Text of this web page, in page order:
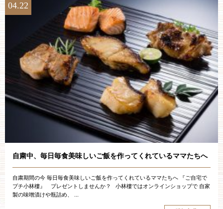
04.22
自粛中、毎日毎食美味しいご飯を作ってくれているママたちへ
自粛期間の今 毎日毎食美味しいご飯を作ってくれているママたちへ 『ご自宅で
プチ小林樓』 プレゼントしませんか？ 小林樓ではオンラインショップで 自家
製の味噌漬けや瓶詰め、 ...